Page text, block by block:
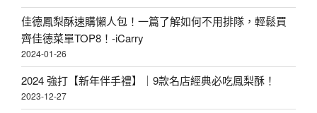
佳德鳳梨酥速購懶人包！一篇了解如何不用排隊，輕鬆買
齊佳德菜單TOP8！-iCarry
2024-01-26
2024 強打【新年伴手禮】｜9款名店經典必吃鳳梨酥！
2023-12-27